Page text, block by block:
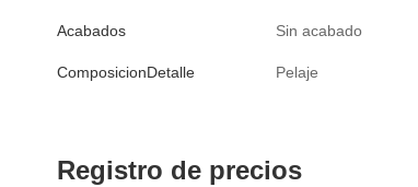
Acabados Sin acabado
ComposicionDetalle Pelaje
Registro de precios